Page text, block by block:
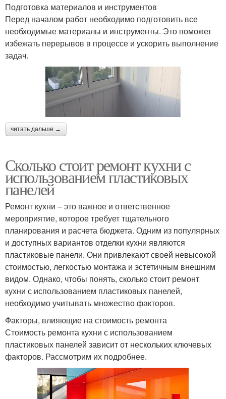
Подготовка материалов и инструментов
Перед началом работ необходимо подготовить все
необходимые материалы и инструменты. Это поможет
избежать перерывов в процессе и ускорить выполнение
задач.
читать дальше →
Сколько стоит ремонт кухни с
использованием пластиковых
панелей
Ремонт кухни – это важное и ответственное
мероприятие, которое требует тщательного
планирования и расчета бюджета. Одним из популярных
и доступных вариантов отделки кухни являются
пластиковые панели. Они привлекают своей невысокой
стоимостью, легкостью монтажа и эстетичным внешним
видом. Однако, чтобы понять, сколько стоит ремонт
кухни с использованием пластиковых панелей,
необходимо учитывать множество факторов.
Факторы, влияющие на стоимость ремонта
Стоимость ремонта кухни с использованием
пластиковых панелей зависит от нескольких ключевых
факторов. Рассмотрим их подробнее.